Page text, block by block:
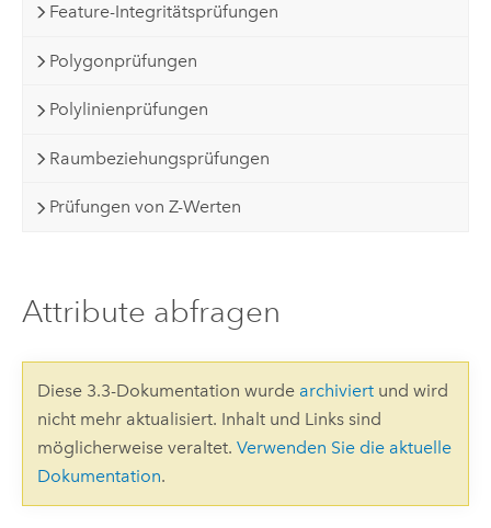
Feature-Integritätsprüfungen
Polygonprüfungen
Polylinienprüfungen
Raumbeziehungsprüfungen
Prüfungen von Z-Werten
Attribute abfragen
Diese 3.3-Dokumentation wurde archiviertund wird
nicht mehr aktualisiert. Inhalt und Links sind
möglicherweise veraltet. Verwenden Sie die aktuelle
Dokumentation.